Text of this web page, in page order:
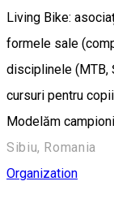
Living Bike:
formele sale
disciplinele (MTB,
cursuri pentru
Modelăm
Sibiu, Romania
Organization